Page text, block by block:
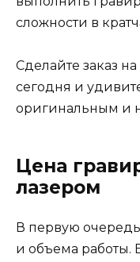
сложности в
Сделайте заказ
сегодня и
оригинальным и
Цена
лазером
В первую
и объема работы.